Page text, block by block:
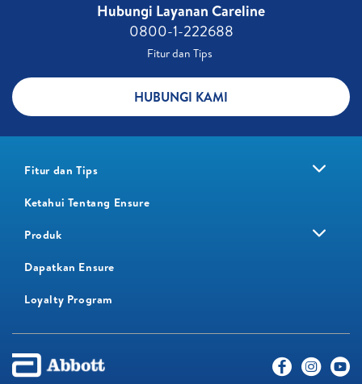
Hubungi Layanan Careline​
0800-1-222688​
Fitur dan Tips ​
HUBUNGI KAMI
Fitur dan Tips
Ketahui Tentang Ensure
Produk
Dapatkan Ensure
Loyalty Program​